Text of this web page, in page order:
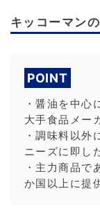
キッコーマン
POINT
・醤油を中心
大手食品メー
・調味料以外
ニーズに即し
・主力商品で
か国以上に提